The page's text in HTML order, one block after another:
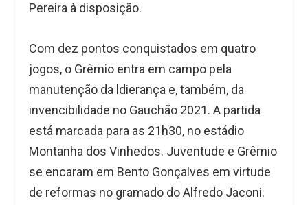
Pereira à disposição.
Com dez pontos conquistados em quatro
jogos, o Grêmio entra em campo pela
manutenção da ldierança e, também, da
invencibilidade no Gauchão 2021. A partida
está marcada para as 21h30, no estádio
Montanha dos Vinhedos. Juventude e Grêmio
se encaram em Bento Gonçalves em virtude
de reformas no gramado do Alfredo Jaconi.